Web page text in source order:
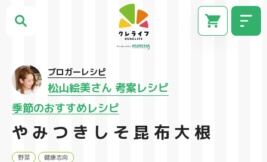
ブロガーレシピ
松山絵美さん 考案レシピ
季節のおすすめレシピ
やみつきしそ昆布大根
野菜 健康志向